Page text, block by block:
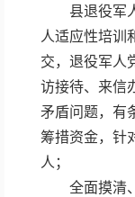
县退役军
人适应性培训
交，退役军人
访接待、来信
矛盾问题，有
筹措资金，针
人；
全面摸清